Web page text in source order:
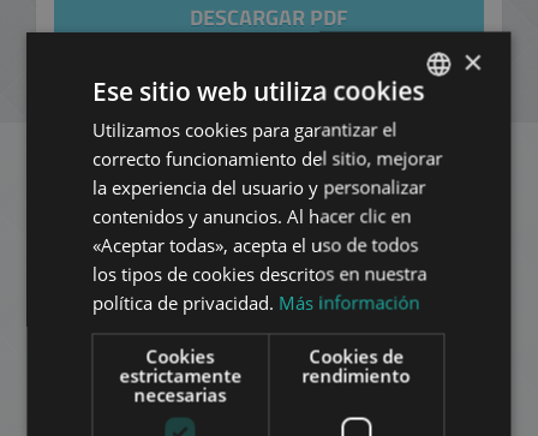
DESCARGAR PDF
NUEVA BÚSQUEDA
Apartamentos similares
en Budapest en el mismo
distrito
AÑADIR A LA LISTA
ENGLISH
HUNGARIAN
FRENCH
SPANISH
RUSSIAN
×
Ese sitio web utiliza cookies
Utilizamos cookies para garantizar el
correcto funcionamiento del sitio, mejorar
la experiencia del usuario y personalizar
contenidos y anuncios. Al hacer clic en
«Aceptar todas», acepta el uso de todos
los tipos de cookies descritos en nuestra
política de privacidad. Más información
Cookies
estrictamente
necesarias
Cookies de
rendimiento